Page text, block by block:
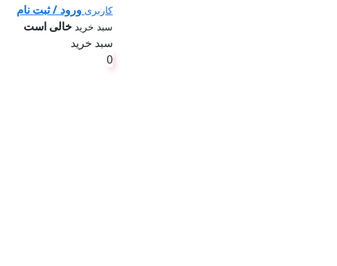
کاربری ورود / ثبت نام
سبد خرید خالی است
سبد خرید
0